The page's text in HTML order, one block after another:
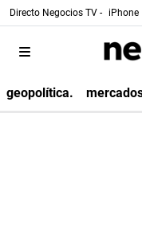
Directo Negocios TV - iPhone
geopolítica.